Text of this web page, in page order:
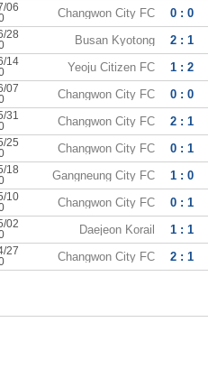
06
Changwon City FC 0 : 0
28
Busan Kyotong 2 : 1
14
Yeoju Citizen FC 1 : 2
07
Changwon City FC 0 : 0
31
Changwon City FC 2 : 1
25
Changwon City FC 0 : 1
18
Gangneung City FC 1 : 0
10
Changwon City FC 0 : 1
02
Daejeon Korail 1 : 1
27
Changwon City FC 2 : 1